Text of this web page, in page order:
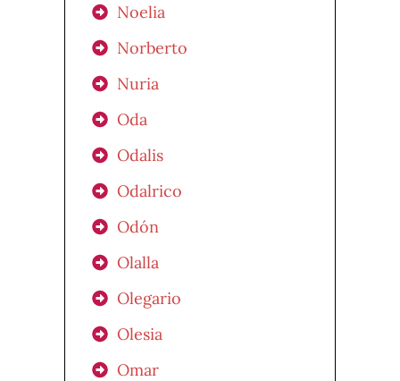
Noelia
Norberto
Nuria
Oda
Odalis
Odalrico
Odón
Olalla
Olegario
Olesia
Omar